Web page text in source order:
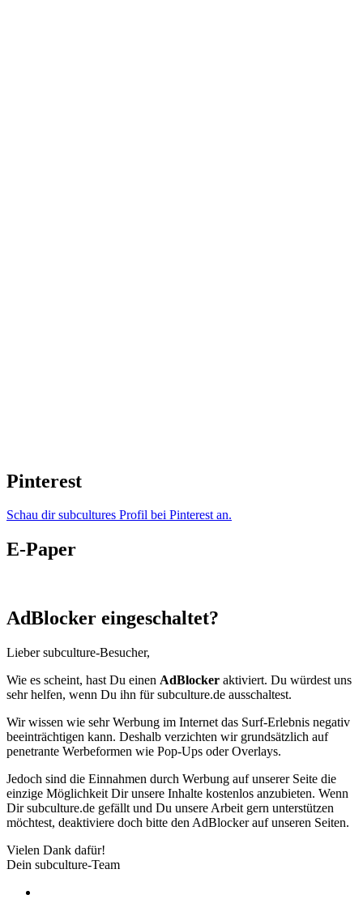
Pinterest
Schau dir subcultures Profil bei Pinterest an.
E-Paper
AdBlocker eingeschaltet?
Lieber subculture-Besucher,
Wie es scheint, hast Du einen AdBlocker aktiviert. Du würdest uns
sehr helfen, wenn Du ihn für subculture.de ausschaltest.
Wir wissen wie sehr Werbung im Internet das Surf-Erlebnis negativ
beeinträchtigen kann. Deshalb verzichten wir grundsätzlich auf
penetrante Werbeformen wie Pop-Ups oder Overlays.
Jedoch sind die Einnahmen durch Werbung auf unserer Seite die
einzige Möglichkeit Dir unsere Inhalte kostenlos anzubieten. Wenn
Dir subculture.de gefällt und Du unsere Arbeit gern unterstützen
möchtest, deaktiviere doch bitte den AdBlocker auf unseren Seiten.
Vielen Dank dafür!
Dein subculture-Team